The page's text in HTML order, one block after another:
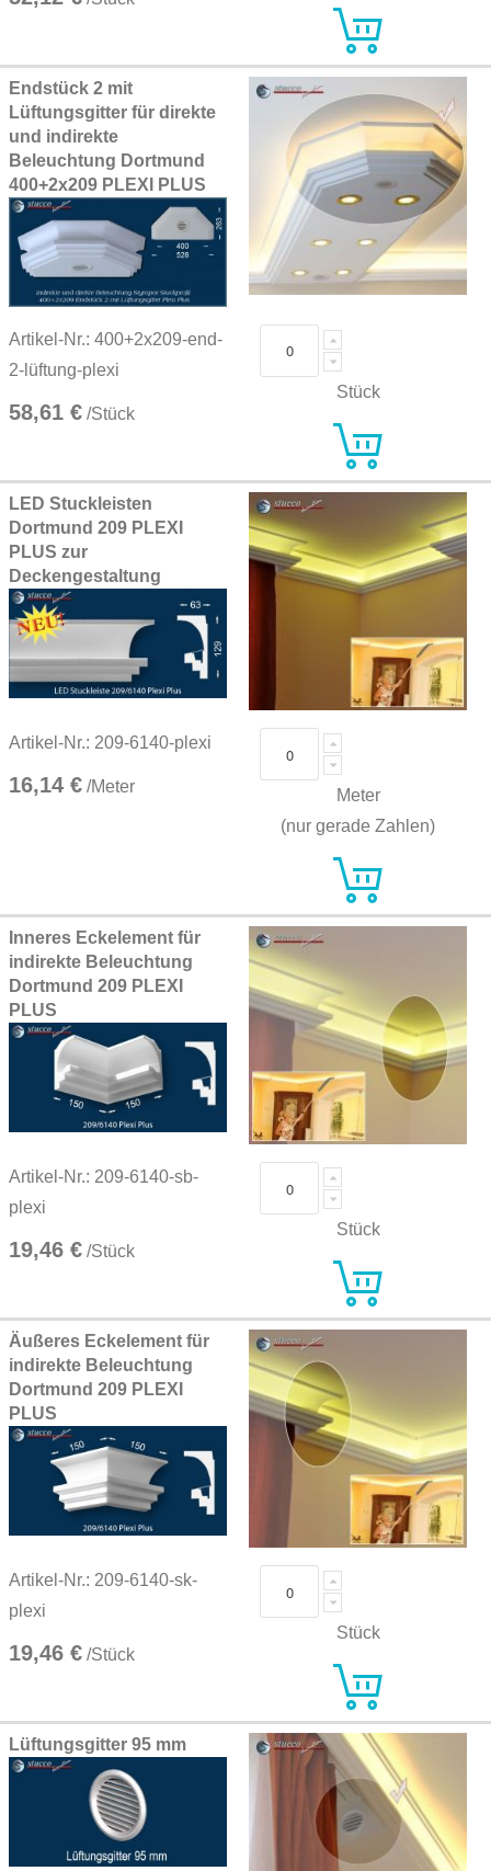
Endstück 2 mit
Lüftungsgitter für direkte
und indirekte
Beleuchtung Dortmund
400+2x209 PLEXI PLUS
Artikel-Nr.: 400+2x209-end-
2-lüftung-plexi
58,61 € /Stück
Stück
LED Stuckleisten
Dortmund 209 PLEXI
PLUS zur
Deckengestaltung
Artikel-Nr.: 209-6140-plexi
16,14 € /Meter
Meter
(nur gerade Zahlen)
Inneres Eckelement für
indirekte Beleuchtung
Dortmund 209 PLEXI
PLUS
Artikel-Nr.: 209-6140-sb-
plexi
19,46 € /Stück
Stück
Äußeres Eckelement für
indirekte Beleuchtung
Dortmund 209 PLEXI
PLUS
Artikel-Nr.: 209-6140-sk-
plexi
19,46 € /Stück
Stück
Lüftungsgitter 95 mm